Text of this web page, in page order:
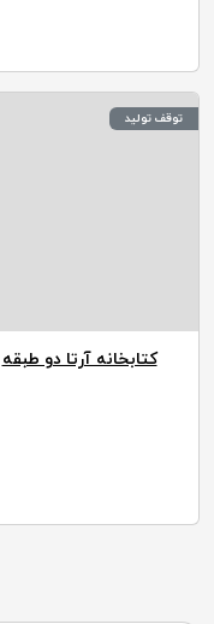
توقف تولید
کتابخانه آرتا دو طبقه